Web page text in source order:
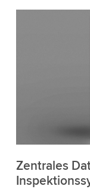
Zentrales